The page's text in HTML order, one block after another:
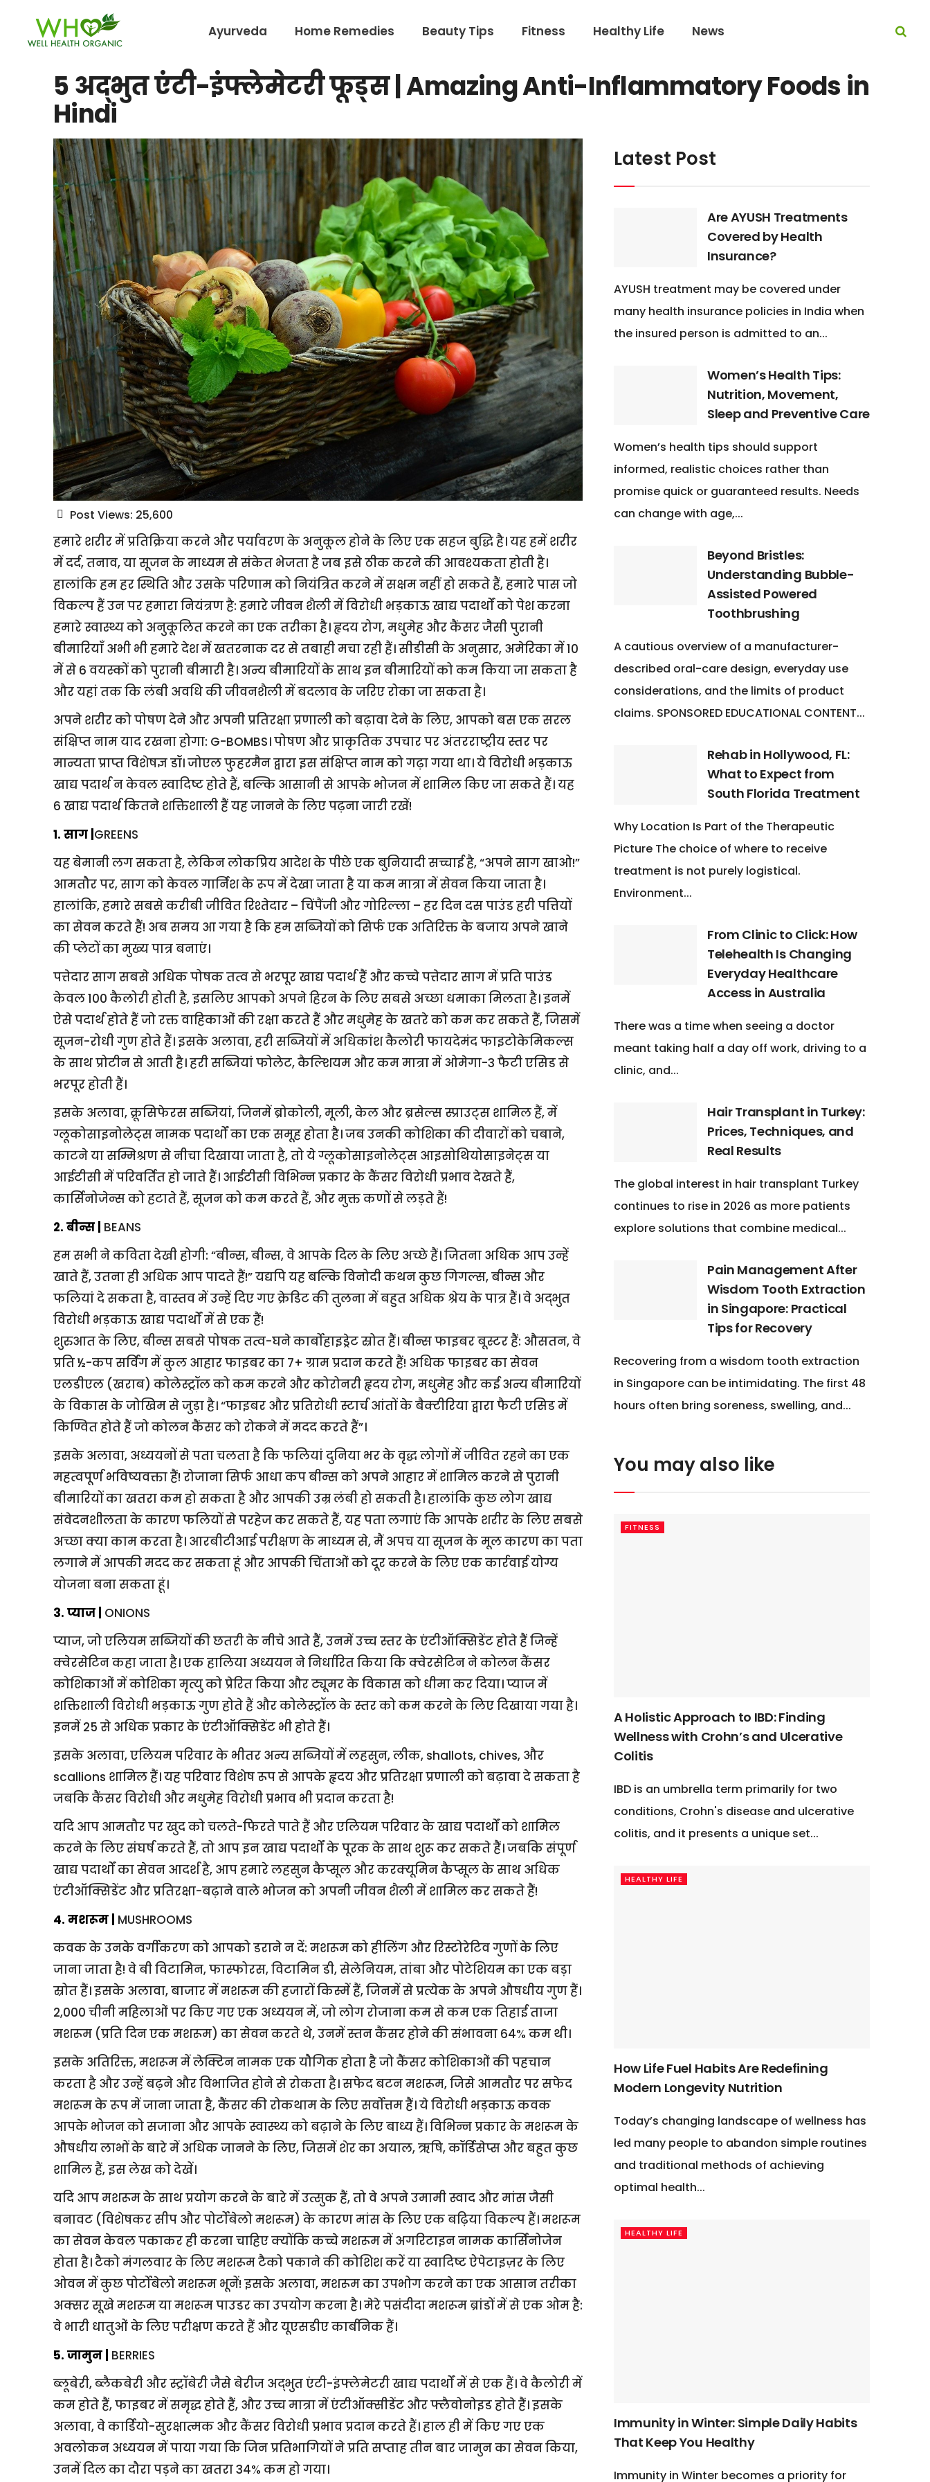
Ayurveda Home Remedies Beauty Tips Fitness Healthy Life News
5 अद्भुत एंटी-इंफ्लेमेटरी फूड्स | Amazing Anti-Inflammatory Foods in
Hindi
Post Views: 25,600
हमारे शरीर में प्रतिक्रिया करने और पर्यावरण के अनुकूल होने के लिए एक सहज बुद्धि है। यह हमें शरीर
में दर्द, तनाव, या सूजन के माध्यम से संकेत भेजता है जब इसे ठीक करने की आवश्यकता होती है।
हालांकि हम हर स्थिति और उसके परिणाम को नियंत्रित करने में सक्षम नहीं हो सकते हैं, हमारे पास जो
विकल्प हैं उन पर हमारा नियंत्रण है: हमारे जीवन शैली में विरोधी भड़काऊ खाद्य पदार्थों को पेश करना
हमारे स्वास्थ्य को अनुकूलित करने का एक तरीका है। हृदय रोग, मधुमेह और कैंसर जैसी पुरानी
बीमारियाँ अभी भी हमारे देश में खतरनाक दर से तबाही मचा रही हैं। सीडीसी के अनुसार, अमेरिका में 10
में से 6 वयस्कों को पुरानी बीमारी है। अन्य बीमारियों के साथ इन बीमारियों को कम किया जा सकता है
और यहां तक ​​कि लंबी अवधि की जीवनशैली में बदलाव के जरिए रोका जा सकता है।
अपने शरीर को पोषण देने और अपनी प्रतिरक्षा प्रणाली को बढ़ावा देने के लिए, आपको बस एक सरल
संक्षिप्त नाम याद रखना होगा: G-BOMBS। पोषण और प्राकृतिक उपचार पर अंतरराष्ट्रीय स्तर पर
मान्यता प्राप्त विशेषज्ञ डॉ। जोएल फुहरमैन द्वारा इस संक्षिप्त नाम को गढ़ा गया था। ये विरोधी भड़काऊ
खाद्य पदार्थ न केवल स्वादिष्ट होते हैं, बल्कि आसानी से आपके भोजन में शामिल किए जा सकते हैं। यह
6 खाद्य पदार्थ कितने शक्तिशाली हैं यह जानने के लिए पढ़ना जारी रखें!
1. साग | GREENS
यह बेमानी लग सकता है, लेकिन लोकप्रिय आदेश के पीछे एक बुनियादी सच्चाई है, “अपने साग खाओ!”
आमतौर पर, साग को केवल गार्निश के रूप में देखा जाता है या कम मात्रा में सेवन किया जाता है।
हालांकि, हमारे सबसे करीबी जीवित रिश्तेदार – चिंपैंजी और गोरिल्ला – हर दिन दस पाउंड हरी पत्तियों
का सेवन करते हैं! अब समय आ गया है कि हम सब्जियों को सिर्फ एक अतिरिक्त के बजाय अपने खाने
की प्लेटों का मुख्य पात्र बनाएं।
पत्तेदार साग सबसे अधिक पोषक तत्व से भरपूर खाद्य पदार्थ हैं और कच्चे पत्तेदार साग में प्रति पाउंड
केवल 100 कैलोरी होती है, इसलिए आपको अपने हिरन के लिए सबसे अच्छा धमाका मिलता है। इनमें
ऐसे पदार्थ होते हैं जो रक्त वाहिकाओं की रक्षा करते हैं और मधुमेह के खतरे को कम कर सकते हैं, जिसमें
सूजन-रोधी गुण होते हैं। इसके अलावा, हरी सब्जियों में अधिकांश कैलोरी फायदेमंद फाइटोकेमिकल्स
के साथ प्रोटीन से आती है। हरी सब्जियां फोलेट, कैल्शियम और कम मात्रा में ओमेगा-3 फैटी एसिड से
भरपूर होती हैं।
इसके अलावा, क्रूसिफेरस सब्जियां, जिनमें ब्रोकोली, मूली, केल और ब्रसेल्स स्प्राउट्स शामिल हैं, में
ग्लूकोसाइनोलेट्स नामक पदार्थों का एक समूह होता है। जब उनकी कोशिका की दीवारों को चबाने,
काटने या सम्मिश्रण से नीचा दिखाया जाता है, तो ये ग्लूकोसाइनोलेट्स आइसोथियोसाइनेट्स या
आईटीसी में परिवर्तित हो जाते हैं। आईटीसी विभिन्न प्रकार के कैंसर विरोधी प्रभाव देखते हैं,
कार्सिनोजेन्स को हटाते हैं, सूजन को कम करते हैं, और मुक्त कणों से लड़ते हैं!
2. बीन्स | BEANS
हम सभी ने कविता देखी होगी: “बीन्स, बीन्स, वे आपके दिल के लिए अच्छे हैं। जितना अधिक आप उन्हें
खाते हैं, उतना ही अधिक आप पादते हैं!” यद्यपि यह बल्कि विनोदी कथन कुछ गिगल्स, बीन्स और
फलियां दे सकता है, वास्तव में उन्हें दिए गए क्रेडिट की तुलना में बहुत अधिक श्रेय के पात्र हैं। वे अद्भुत
विरोधी भड़काऊ खाद्य पदार्थों में से एक हैं!
शुरुआत के लिए, बीन्स सबसे पोषक तत्व-घने कार्बोहाइड्रेट स्रोत हैं। बीन्स फाइबर बूस्टर हैं: औसतन, वे
प्रति ½-कप सर्विंग में कुल आहार फाइबर का 7+ ग्राम प्रदान करते हैं! अधिक फाइबर का सेवन
एलडीएल (खराब) कोलेस्ट्रॉल को कम करने और कोरोनरी हृदय रोग, मधुमेह और कई अन्य बीमारियों
के विकास के जोखिम से जुड़ा है। “फाइबर और प्रतिरोधी स्टार्च आंतों के बैक्टीरिया द्वारा फैटी एसिड में
किण्वित होते हैं जो कोलन कैंसर को रोकने में मदद करते हैं”।
इसके अलावा, अध्ययनों से पता चलता है कि फलियां दुनिया भर के वृद्ध लोगों में जीवित रहने का एक
महत्वपूर्ण भविष्यवक्ता हैं! रोजाना सिर्फ आधा कप बीन्स को अपने आहार में शामिल करने से पुरानी
बीमारियों का खतरा कम हो सकता है और आपकी उम्र लंबी हो सकती है। हालांकि कुछ लोग खाद्य
संवेदनशीलता के कारण फलियों से परहेज कर सकते हैं, यह पता लगाएं कि आपके शरीर के लिए सबसे
अच्छा क्या काम करता है। आरबीटीआई परीक्षण के माध्यम से, मैं अपच या सूजन के मूल कारण का पता
लगाने में आपकी मदद कर सकता हूं और आपकी चिंताओं को दूर करने के लिए एक कार्रवाई योग्य
योजना बना सकता हूं।
3. प्याज | ONIONS
प्याज, जो एलियम सब्जियों की छतरी के नीचे आते हैं, उनमें उच्च स्तर के एंटीऑक्सिडेंट होते हैं जिन्हें
क्वेरसेटिन कहा जाता है। एक हालिया अध्ययन ने निर्धारित किया कि क्वेरसेटिन ने कोलन कैंसर
कोशिकाओं में कोशिका मृत्यु को प्रेरित किया और ट्यूमर के विकास को धीमा कर दिया। प्याज में
शक्तिशाली विरोधी भड़काऊ गुण होते हैं और कोलेस्ट्रॉल के स्तर को कम करने के लिए दिखाया गया है।
इनमें 25 से अधिक प्रकार के एंटीऑक्सिडेंट भी होते हैं।
इसके अलावा, एलियम परिवार के भीतर अन्य सब्जियों में लहसुन, लीक, shallots, chives, और
scallions शामिल हैं। यह परिवार विशेष रूप से आपके हृदय और प्रतिरक्षा प्रणाली को बढ़ावा दे सकता है
जबकि कैंसर विरोधी और मधुमेह विरोधी प्रभाव भी प्रदान करता है!
यदि आप आमतौर पर खुद को चलते-फिरते पाते हैं और एलियम परिवार के खाद्य पदार्थों को शामिल
करने के लिए संघर्ष करते हैं, तो आप इन खाद्य पदार्थों के पूरक के साथ शुरू कर सकते हैं। जबकि संपूर्ण
खाद्य पदार्थों का सेवन आदर्श है, आप हमारे लहसुन कैप्सूल और करक्यूमिन कैप्सूल के साथ अधिक
एंटीऑक्सिडेंट और प्रतिरक्षा-बढ़ाने वाले भोजन को अपनी जीवन शैली में शामिल कर सकते हैं!
4. मशरूम | MUSHROOMS
कवक के उनके वर्गीकरण को आपको डराने न दें: मशरूम को हीलिंग और रिस्टोरेटिव गुणों के लिए
जाना जाता है! वे बी विटामिन, फास्फोरस, विटामिन डी, सेलेनियम, तांबा और पोटेशियम का एक बड़ा
स्रोत हैं। इसके अलावा, बाजार में मशरूम की हजारों किस्में हैं, जिनमें से प्रत्येक के अपने औषधीय गुण हैं।
2,000 चीनी महिलाओं पर किए गए एक अध्ययन में, जो लोग रोजाना कम से कम एक तिहाई ताजा
मशरूम (प्रति दिन एक मशरूम) का सेवन करते थे, उनमें स्तन कैंसर होने की संभावना 64% कम थी।
इसके अतिरिक्त, मशरूम में लेक्टिन नामक एक यौगिक होता है जो कैंसर कोशिकाओं की पहचान
करता है और उन्हें बढ़ने और विभाजित होने से रोकता है। सफेद बटन मशरूम, जिसे आमतौर पर सफेद
मशरूम के रूप में जाना जाता है, कैंसर की रोकथाम के लिए सर्वोत्तम हैं। ये विरोधी भड़काऊ कवक
आपके भोजन को सजाना और आपके स्वास्थ्य को बढ़ाने के लिए बाध्य हैं। विभिन्न प्रकार के मशरूम के
औषधीय लाभों के बारे में अधिक जानने के लिए, जिसमें शेर का अयाल, ऋषि, कॉर्डिसेप्स और बहुत कुछ
शामिल हैं, इस लेख को देखें।
यदि आप मशरूम के साथ प्रयोग करने के बारे में उत्सुक हैं, तो वे अपने उमामी स्वाद और मांस जैसी
बनावट (विशेषकर सीप और पोर्टोबेलो मशरूम) के कारण मांस के लिए एक बढ़िया विकल्प हैं। मशरूम
का सेवन केवल पकाकर ही करना चाहिए क्योंकि कच्चे मशरूम में अगरिटाइन नामक कार्सिनोजेन
होता है। टैको मंगलवार के लिए मशरूम टैको पकाने की कोशिश करें या स्वादिष्ट ऐपेटाइज़र के लिए
ओवन में कुछ पोर्टोबेलो मशरूम भूनें! इसके अलावा, मशरूम का उपभोग करने का एक आसान तरीका
अक्सर सूखे मशरूम या मशरूम पाउडर का उपयोग करना है। मेरे पसंदीदा मशरूम ब्रांडों में से एक ओम है:
वे भारी धातुओं के लिए परीक्षण करते हैं और यूएसडीए कार्बनिक हैं।
5. जामुन | BERRIES
ब्लूबेरी, ब्लैकबेरी और स्ट्रॉबेरी जैसे बेरीज अद्भुत एंटी-इंफ्लेमेटरी खाद्य पदार्थों में से एक हैं। वे कैलोरी में
कम होते हैं, फाइबर में समृद्ध होते हैं, और उच्च मात्रा में एंटीऑक्सीडेंट और फ्लैवोनोइड होते हैं। इसके
अलावा, वे कार्डियो-सुरक्षात्मक और कैंसर विरोधी प्रभाव प्रदान करते हैं। हाल ही में किए गए एक
अवलोकन अध्ययन में पाया गया कि जिन प्रतिभागियों ने प्रति सप्ताह तीन बार जामुन का सेवन किया,
उनमें दिल का दौरा पड़ने का खतरा 34% कम हो गया।
Latest Post
Are AYUSH Treatments
Covered by Health
Insurance?
AYUSH treatment may be covered under
many health insurance policies in India when
the insured person is admitted to an...
Women’s Health Tips:
Nutrition, Movement,
Sleep and Preventive Care
Women’s health tips should support
informed, realistic choices rather than
promise quick or guaranteed results. Needs
can change with age,...
Beyond Bristles:
Understanding Bubble-
Assisted Powered
Toothbrushing
A cautious overview of a manufacturer-
described oral-care design, everyday use
considerations, and the limits of product
claims. SPONSORED EDUCATIONAL CONTENT...
Rehab in Hollywood, FL:
What to Expect from
South Florida Treatment
Why Location Is Part of the Therapeutic
Picture The choice of where to receive
treatment is not purely logistical.
Environment...
From Clinic to Click: How
Telehealth Is Changing
Everyday Healthcare
Access in Australia
There was a time when seeing a doctor
meant taking half a day off work, driving to a
clinic, and...
Hair Transplant in Turkey:
Prices, Techniques, and
Real Results
The global interest in hair transplant Turkey
continues to rise in 2026 as more patients
explore solutions that combine medical...
Pain Management After
Wisdom Tooth Extraction
in Singapore: Practical
Tips for Recovery
Recovering from a wisdom tooth extraction
in Singapore can be intimidating. The first 48
hours often bring soreness, swelling, and...
You may also like
FITNESS
A Holistic Approach to IBD: Finding
Wellness with Crohn’s and Ulcerative
Colitis
IBD is an umbrella term primarily for two
conditions, Crohn's disease and ulcerative
colitis, and it presents a unique set...
HEALTHY LIFE
How Life Fuel Habits Are Redefining
Modern Longevity Nutrition
Today’s changing landscape of wellness has
led many people to abandon simple routines
and traditional methods of achieving
optimal health...
HEALTHY LIFE
Immunity in Winter: Simple Daily Habits
That Keep You Healthy
Immunity in Winter becomes a priority for